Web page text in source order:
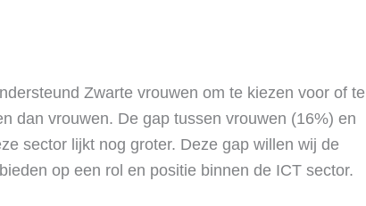
Zwarte vrouwen om te kiezen voor of te
dan vrouwen. De gap tussen vrouwen (16%) en
sector lijkt nog groter. Deze gap willen wij de
op een rol en positie binnen de ICT sector.